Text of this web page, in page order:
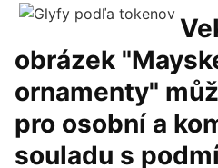
obrázek
ornamenty"
pro osobní a
souladu s